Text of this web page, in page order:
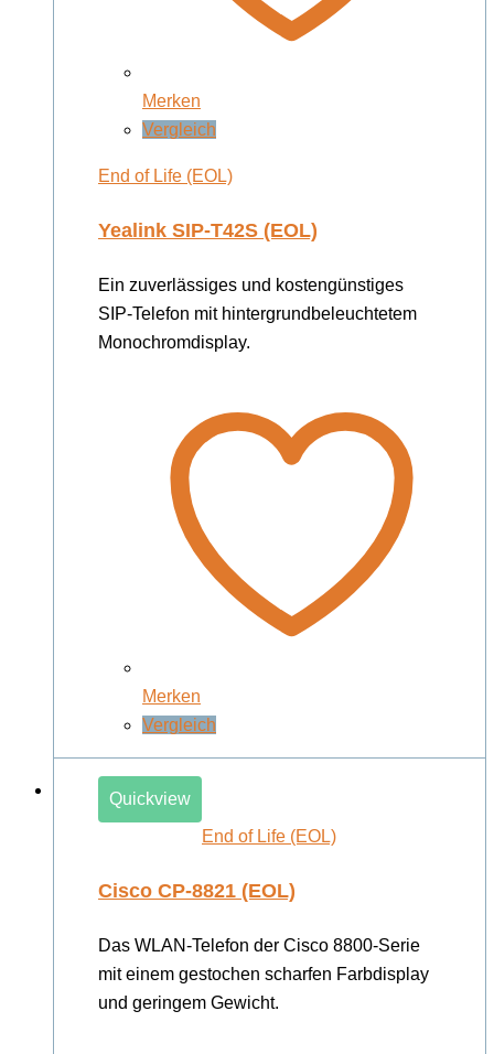
Merken
Vergleich
End of Life (EOL)
Yealink SIP-T42S (EOL)
Ein zuverlässiges und kostengünstiges
SIP-Telefon mit hintergrundbeleuchtetem
Monochromdisplay.
Merken
Vergleich
Quickview
End of Life (EOL)
Cisco CP-8821 (EOL)
Das WLAN-Telefon der Cisco 8800-Serie
mit einem gestochen scharfen Farbdisplay
und geringem Gewicht.